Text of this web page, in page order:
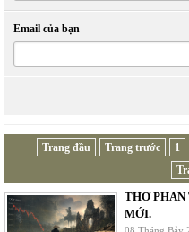
Email của bạn
Trang đầu Trang trước 1
THƠ PHAN
MỚI.